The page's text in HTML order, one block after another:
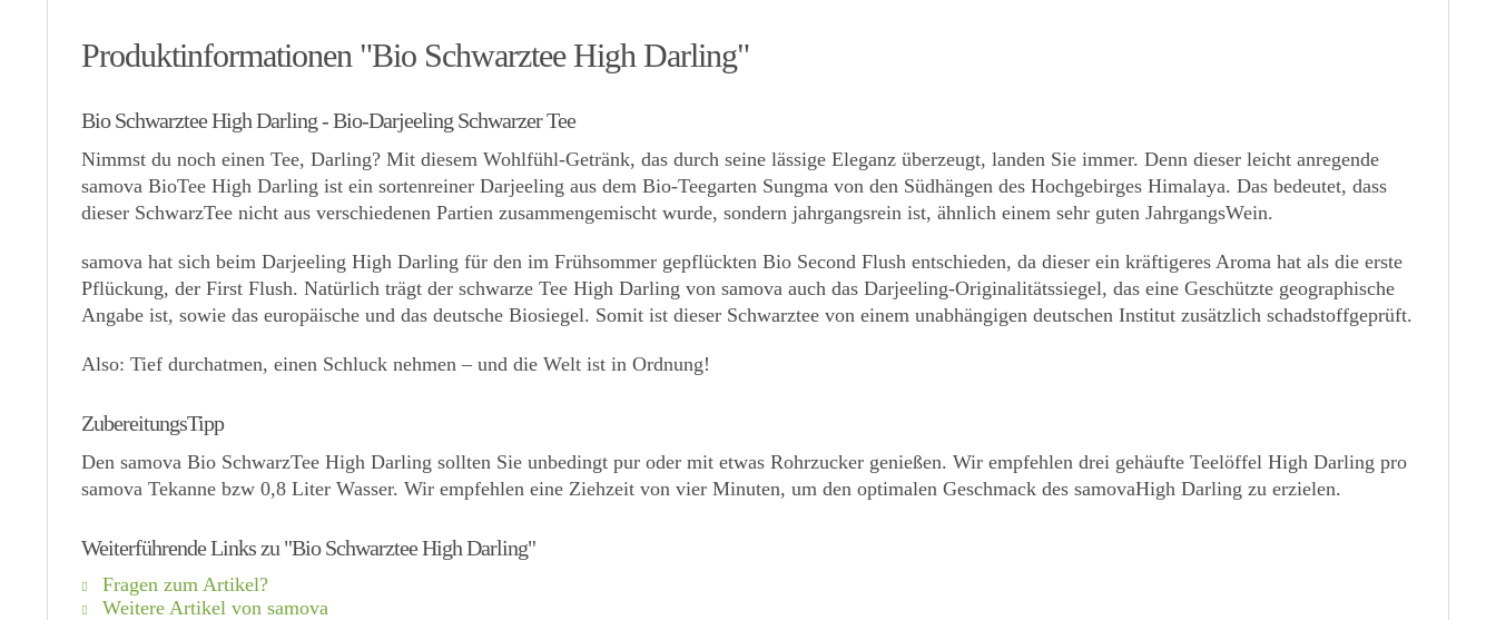
Produktinformationen "Bio Schwarztee High Darling"
Bio Schwarztee High Darling - Bio-Darjeeling Schwarzer Tee
Nimmst du noch einen Tee, Darling? Mit diesem Wohlfühl-Getränk, das durch seine lässige Eleganz überzeugt, landen Sie immer. Denn dieser leicht anregende
samova BioTee High Darling ist ein sortenreiner Darjeeling aus dem Bio-Teegarten Sungma von den Südhängen des Hochgebirges Himalaya. Das bedeutet, dass
dieser SchwarzTee nicht aus verschiedenen Partien zusammengemischt wurde, sondern jahrgangsrein ist, ähnlich einem sehr guten JahrgangsWein.
samova hat sich beim Darjeeling High Darling für den im Frühsommer gepflückten Bio Second Flush entschieden, da dieser ein kräftigeres Aroma hat als die erste
Pflückung, der First Flush. Natürlich trägt der schwarze Tee High Darling von samova auch das Darjeeling-Originalitätssiegel, das eine Geschützte geographische
Angabe ist, sowie das europäische und das deutsche Biosiegel. Somit ist dieser Schwarztee von einem unabhängigen deutschen Institut zusätzlich schadstoffgeprüft.
Also: Tief durchatmen, einen Schluck nehmen – und die Welt ist in Ordnung!
ZubereitungsTipp
Den samova Bio SchwarzTee High Darling sollten Sie unbedingt pur oder mit etwas Rohrzucker genießen. Wir empfehlen drei gehäufte Teelöffel High Darling pro
samova Tekanne bzw 0,8 Liter Wasser. Wir empfehlen eine Ziehzeit von vier Minuten, um den optimalen Geschmack des samovaHigh Darling zu erzielen.
Weiterführende Links zu "Bio Schwarztee High Darling"
Fragen zum Artikel?
Weitere Artikel von samova